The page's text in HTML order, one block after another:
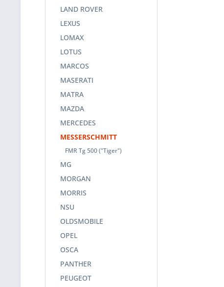
LAND ROVER
LEXUS
LOMAX
LOTUS
MARCOS
MASERATI
MATRA
MAZDA
MERCEDES
MESSERSCHMITT
FMR Tg 500 ("Tiger")
MG
MORGAN
MORRIS
NSU
OLDSMOBILE
OPEL
OSCA
PANTHER
PEUGEOT